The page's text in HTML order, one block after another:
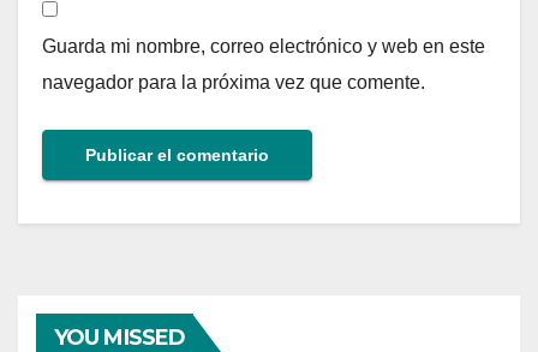
Guarda mi nombre, correo electrónico y web en este
navegador para la próxima vez que comente.
YOU MISSED